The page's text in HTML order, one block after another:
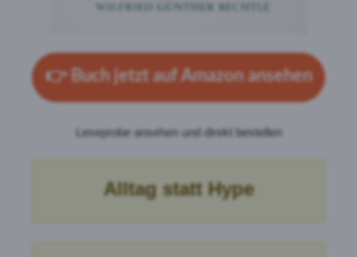
👉 Buch jetzt auf Amazon ansehen
Leseprobe ansehen und direkt bestellen
Alltag statt Hype